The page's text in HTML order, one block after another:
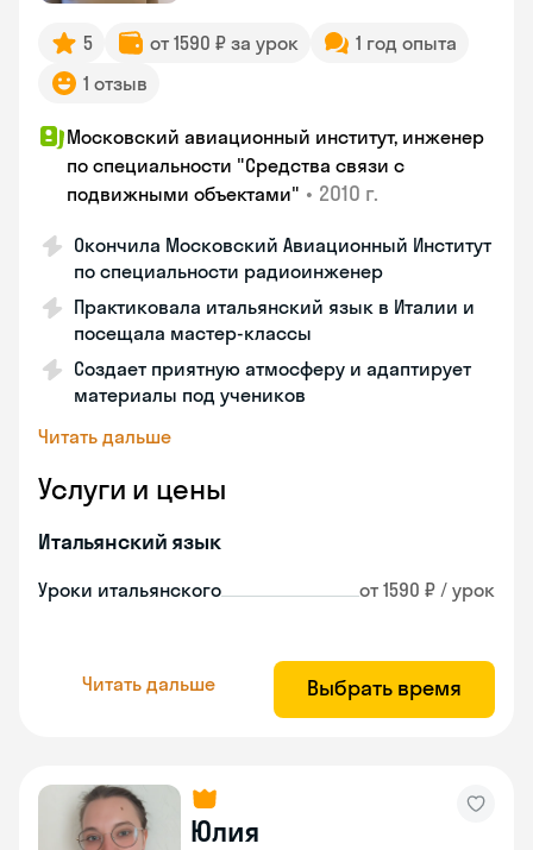
5 от 1590 ₽ за урок
1 год опыта
1 отзыв
Московский авиационный институт, инженер
по специальности "Средства связи с
подвижными объектами" • 2010 г.
Окончила Московский Авиационный Институт
по специальности радиоинженер
Практиковала итальянский язык в Италии и
посещала мастер-классы
Создает приятную атмосферу и адаптирует
материалы под учеников
Читать дальше
Услуги и цены
Итальянский язык
Уроки итальянского от 1590 ₽ / урок
Читать дальше Выбрать время
Юлия